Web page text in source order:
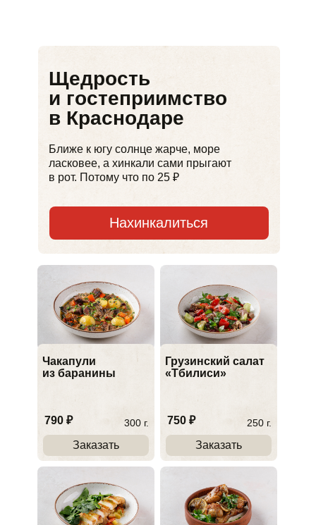
Щедрость
и гостеприимство
в Краснодаре
Ближе к югу солнце жарче, море
ласковее, а хинкали сами прыгают
в рот. Потому что по 25 ₽
Нахинкалиться
Грузинский салат
«Тбилиси»
750 ₽ 250 г.
Заказать
790 ₽ 300 г.
Чакапули
из баранины
Заказать